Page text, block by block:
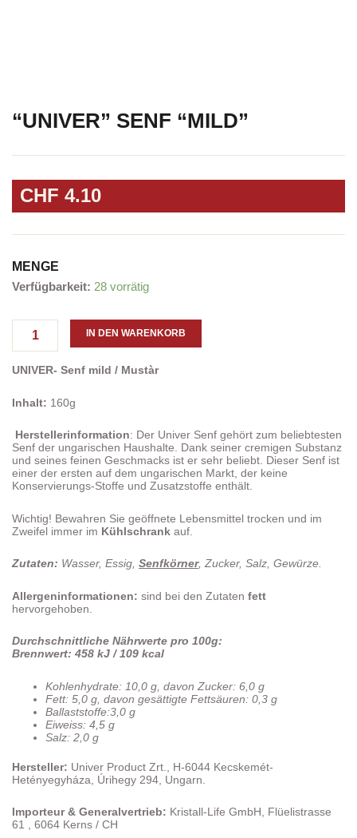
“UNIVER” SENF “MILD”
CHF 4.10
MENGE
Verfügbarkeit: 28 vorrätig
"UNIVER"
Menge
IN DEN WARENKORB
UNIVER- Senf mild / Mustàr
Inhalt: 160g
Herstellerinformation: Der Univer Senf gehört zum beliebtesten
Senf der ungarischen Haushalte. Dank seiner cremigen Substanz
und seines feinen Geschmacks ist er sehr beliebt. Dieser Senf ist
einer der ersten auf dem ungarischen Markt, der keine
Konservierungs-Stoffe und Zusatzstoffe enthält.
Wichtig! Bewahren Sie geöffnete Lebensmittel trocken und im
Zweifel immer im Kühlschrank auf.
Zutaten: Wasser, Essig, Senfkörner, Zucker, Salz, Gewürze.
Allergeninformationen: sind bei den Zutaten fett
hervorgehoben.
Durchschnittliche Nährwerte pro 100g:
Brennwert: 458 kJ / 109 kcal
Kohlenhydrate: 10,0 g, davon Zucker: 6,0 g
Fett: 5,0 g, davon gesättigte Fettsäuren: 0,3 g
Ballaststoffe:3,0 g
Eiweiss: 4,5 g
Salz: 2,0 g
Hersteller: Univer Product Zrt., H-6044 Kecskemét-
Hetényegyháza, Úrihegy 294, Ungarn.
Importeur & Generalvertrieb: Kristall-Life GmbH, Flüelistrasse
61 , 6064 Kerns / CH